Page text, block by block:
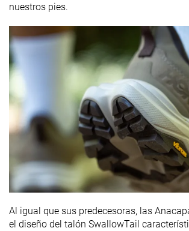
nuestros pies.
Al igual que sus predecesoras, las
el diseño del talón SwallowTail